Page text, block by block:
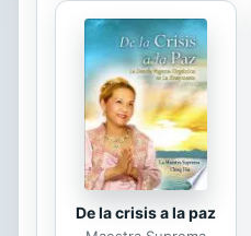
De la crisis a la paz